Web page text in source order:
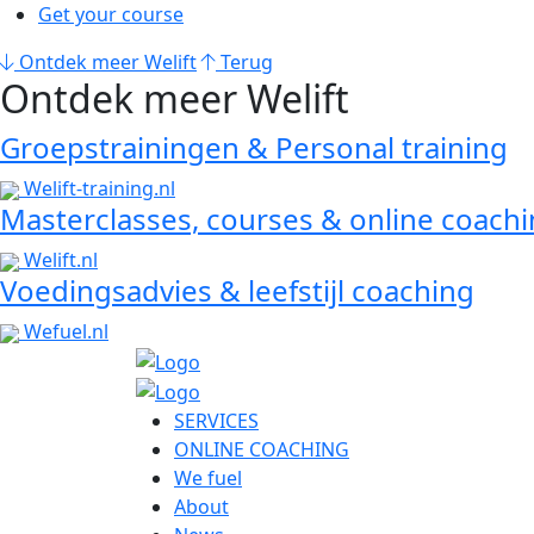
Get your course
Ontdek meer Welift
Terug
Ontdek meer Welift
Groepstrainingen & Personal training
Welift-training.nl
Masterclasses, courses & online
Welift.nl
Voedingsadvies & leefstijl coaching
Wefuel.nl
SERVICES
ONLINE COACHING
We fuel
About